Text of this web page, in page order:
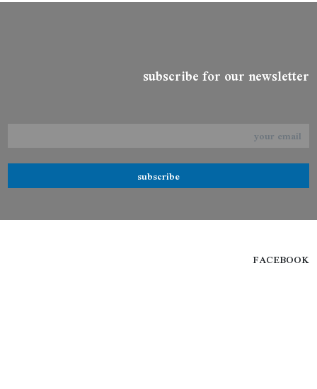
subscribe for our newsletter
subscribe
FACEBOOK